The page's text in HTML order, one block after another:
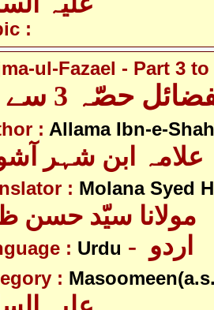
:
ul-Fazael - Part 3 to
حصّہ 3 سے 11
: Allama Ibn-e-
علامہ ابن شہر
: Molana Syed
مولانا سیّد حسن
: Urdu
: